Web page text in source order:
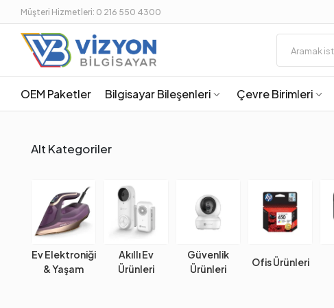
Müşteri Hizmetleri: 0 216 550 4300
OEM Paketler Bilgisayar Bileşenleri Çevre Birimleri
Alt Kategoriler
Ev Elektroniği
& Yaşam
Akıllı Ev
Ürünleri
Güvenlik
Ürünleri
Ofis Ürünleri